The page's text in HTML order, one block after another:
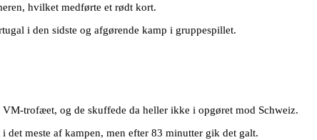
hvilket medførte et rødt kort.
i den sidste og afgørende kamp i gruppespillet.
trofæet, og de skuffede da heller ikke i opgøret mod Schweiz.
meste af kampen, men efter 83 minutter gik det galt.